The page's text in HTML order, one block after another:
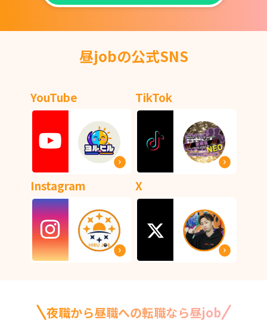
昼jobの公式SNS
YouTube TikTok
Instagram X
夜職から昼職への転職なら昼job